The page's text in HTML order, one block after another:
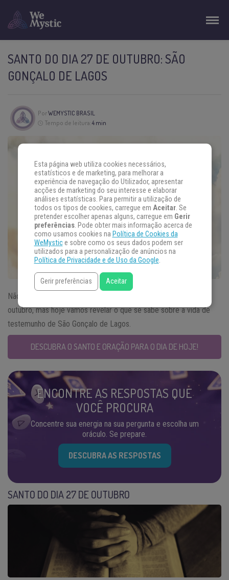
SANTO DO DIA 27 DE OUTUBRO: SÃO
GONÇALO DE LAGOS
PorWEMYSTIC BRASIL
Tempo de leitura:4 min
Não se sabe muito sobre a história do
outubro, mas hoje vamos revelar o que se sabe sobre a vida de
testemunho de São Gonçalo de Lagos.
DESCUBRA O SANTO E ORAÇÃO PARA O DIA DE HOJE!
ENCONTRE AS RESPOSTAS QUE
VOCÊ PROCURA
Concentre sua energia na sua pergunta e escolha um
oráculo. Se prepare.
DESCUBRA AS RESPOSTAS
SANTO DO DIA 27 DE OUTUBRO
Esta página web utiliza cookies necessários,
estatísticos e de marketing, para melhorar a
experiência de navegação do Utilizador, apresentar
acções de marketing do seu interesse e elaborar
análises estatísticas. Para permitir a utilização de
todos os tipos de cookies, carregue em Aceitar. Se
pretender escolher apenas alguns, carregue em Gerir
preferências. Pode obter mais informação acerca de
como usamos cookies na Política de Cookies da
WeMystice sobre como os seus dados podem ser
utilizados para a personalização de anúncios na
Política de Privacidade e de Uso da Google.
Gerir preferências Aceitar